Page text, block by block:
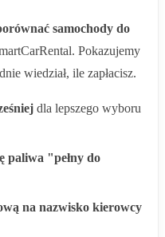
samochody do
Pokazujemy
wiedział, ile zapłacisz.
dla lepszego wyboru
paliwa "pełny do
na nazwisko kierowcy